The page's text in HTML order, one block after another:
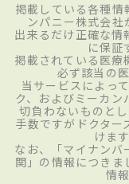
掲載している各種情
ンパニー株式会社
出来るだけ正確な情
に保証
掲載されている医療
必ず該当の
当サービスによっ
ク、およびミーカ
切負わないものと
手数ですがドクター
けま
なお、「マイナンバ
関」の情報につきま
情